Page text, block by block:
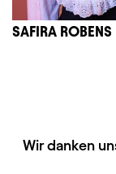
SAFIRA ROBENS
Wir danken